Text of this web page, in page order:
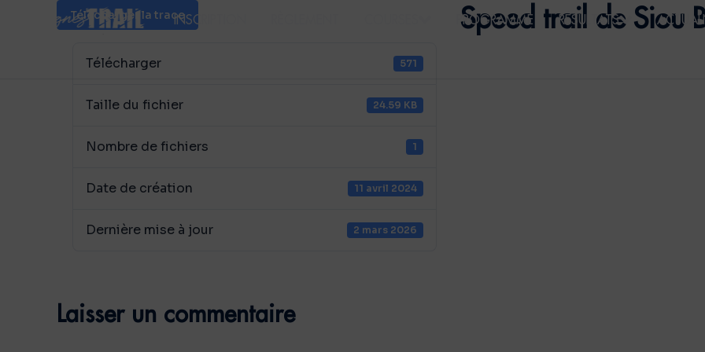
INSCRIPTION PROGRAMME RÉSULTATS
Télécharger la trace
Télécharger 571
Taille du fichier 24.59 KB
Nombre de fichiers 1
Date de création 11 avril 2024
Dernière mise à jour 2 mars 2026
Speed trail de Siou
Laisser un commentaire